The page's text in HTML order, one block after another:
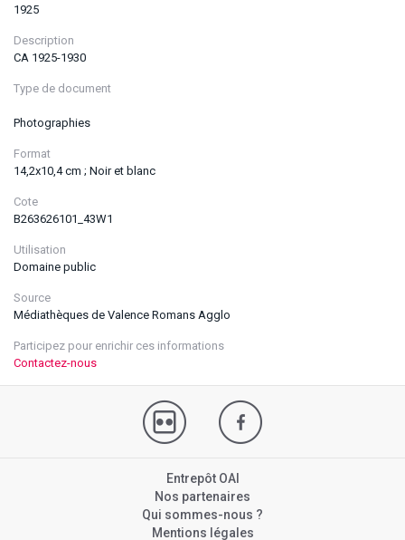
1925
Description
CA 1925-1930
Type de document
Photographies
Format
14,2x10,4 cm ; Noir et blanc
Cote
B263626101_43W1
Utilisation
Domaine public
Source
Médiathèques de Valence Romans Agglo
Participez pour enrichir ces informations
Contactez-nous
Entrepôt OAI
Nos partenaires
Qui sommes-nous ?
Mentions légales